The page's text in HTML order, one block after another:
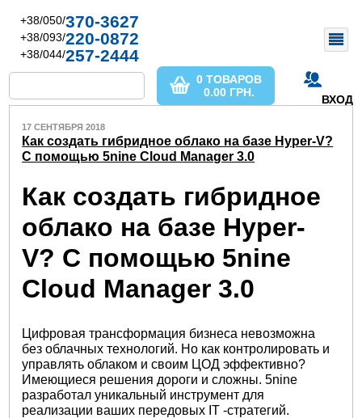
+38/050/370-3627
+38/093/220-0872
+38/044/257-2444
ВХОД
0 ТОВАРОВ
0.00 ГРН.
17 СЕНТЯБРЯ 2018
Как создать гибридное облако на базе Hyper-V?
С помощью 5nine Cloud Manager 3.0
Как создать гибридное
облако на базе Hyper-
V? С помощью 5nine
Cloud Manager 3.0
Цифровая трансформация бизнеса невозможна
без облачных технологий. Но как контролировать и
управлять облаком и своим ЦОД эффективно?
Имеющиеся решения дороги и сложны. 5nine
разработал уникальный инструмент для
реализации ваших передовых IT -стратегий.